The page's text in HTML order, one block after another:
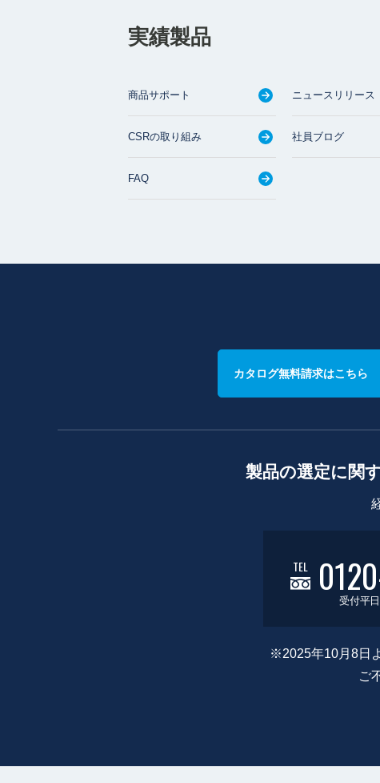
実績製品
商品サポート ニュースリリース
CSRの取り組み 社員ブログ
FAQ
カタログ無料請求はこちら
製品の選定に関
TEL
受付平
※2025年10月8日
ご